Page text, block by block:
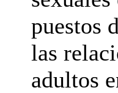
puestos
las
adultos